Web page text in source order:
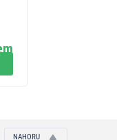
NAHORU